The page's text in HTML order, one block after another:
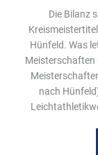
Die Bilanz
Hünfeld. Was
Meisterschaften
nach